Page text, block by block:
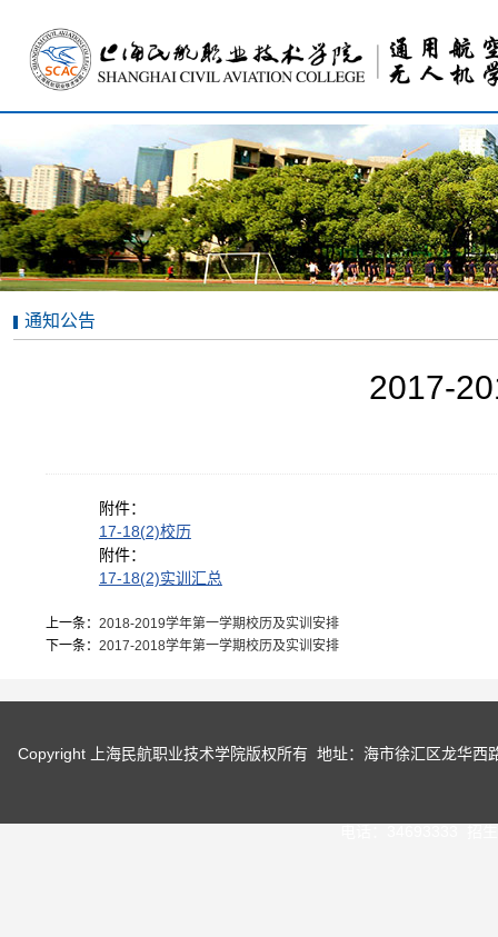
通知公告
2017-
附件：
17-18(2)校历
附件：
17-18(2)实训汇总
上一条： 2018-2019学年第一学期校历及实训安排
下一条： 2017-2018学年第一学期校历及实训安排
Copyright 上海民航职业技术学院版权所有 地址：海市徐汇区龙华